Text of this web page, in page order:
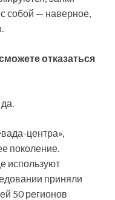
собой — наверное,
отказаться
центра»,
поколение.
используют
приняли
50 регионов